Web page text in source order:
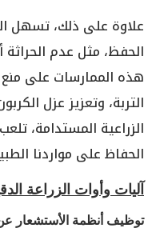
علاوة على ذلك، تسهل
الحفظ، مثل عدم
هذه الممارسات على
التربة، وتعزيز عزل
الزراعية المستدامة،
الحفاظ على مواردنا
آليات وأوات الزراعة
توظيف أنظمة الأستشعار عن